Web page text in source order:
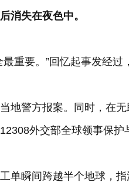
消失在夜色中。
重要。”回忆起事发经过
地警方报案。同时，在
外交部全球领事保护
单瞬间跨越半个地球，